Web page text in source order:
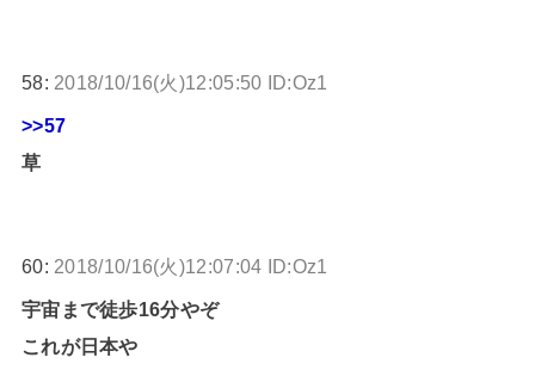
58: 2018/10/16(火)12:05:50 ID:Oz1
>>57
草
60: 2018/10/16(火)12:07:04 ID:Oz1
宇宙まで徒歩16分やぞ
これが日本や